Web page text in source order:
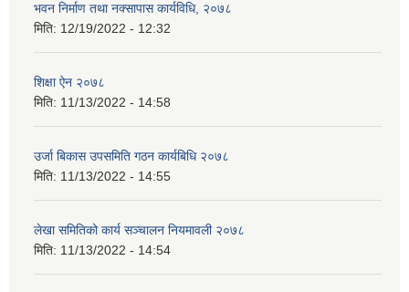
भवन निर्माण तथा नक्सापास कार्यविधि, २०७८
मिति: 12/19/2022 - 12:32
शिक्षा ऐन २०७८
मिति: 11/13/2022 - 14:58
उर्जा बिकास उपसमिति गठन कार्यबिधि २०७८
मिति: 11/13/2022 - 14:55
लेखा समितिको कार्य सञ्चालन नियमावली २०७८
मिति: 11/13/2022 - 14:54